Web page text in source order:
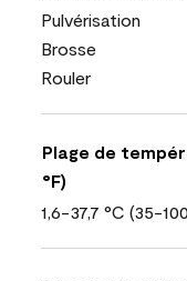
Pulvérisation
Brosse
Rouler
Plage de
°F)
1,6-37,7 °C (35-